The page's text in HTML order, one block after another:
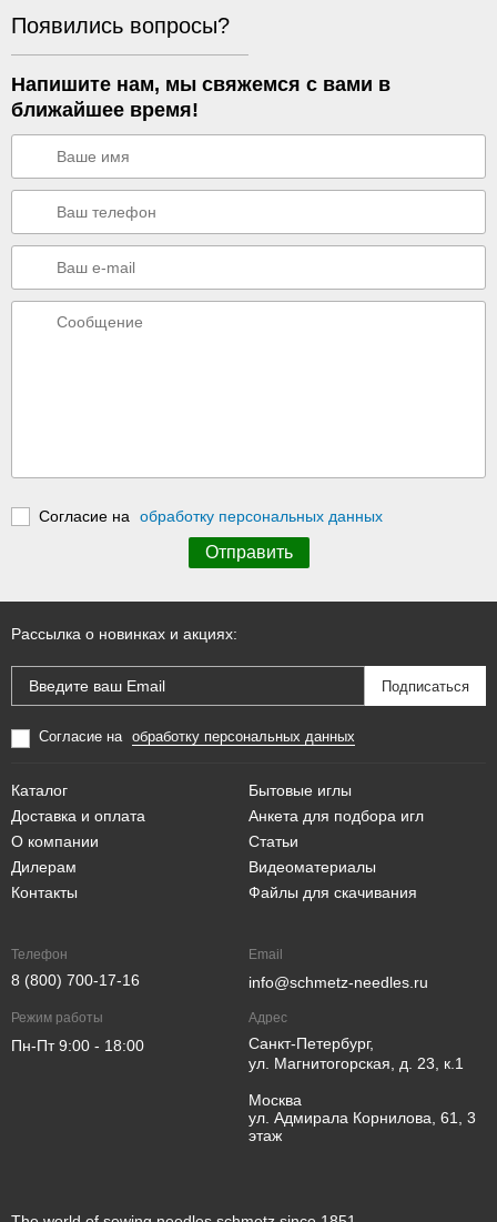
Появились вопросы?
Напишите нам, мы свяжемся с вами в
ближайшее время!
Согласие на обработку персональных данных
Рассылка о новинках и акциях:
Согласие на обработку персональных данных
Каталог
Доставка и оплата
О компании
Дилерам
Контакты
Бытовые иглы
Анкета для подбора игл
Статьи
Видеоматериалы
Файлы для скачивания
Телефон
8 (800) 700-17-16
Email
info@schmetz-needles.ru
Режим работы
Пн-Пт 9:00 - 18:00
Адрес
Санкт-Петербург,
ул. Магнитогорская, д. 23, к.1
Москва
ул. Адмирала Корнилова, 61, 3
этаж